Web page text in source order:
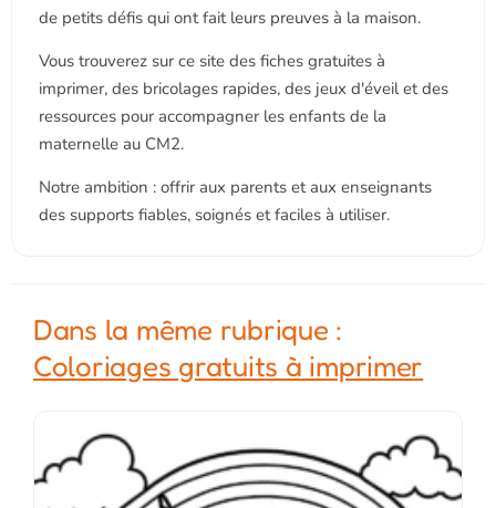
de petits défis qui ont fait leurs preuves à la maison.
Vous trouverez sur ce site des fiches gratuites à
imprimer, des bricolages rapides, des jeux d'éveil et des
ressources pour accompagner les enfants de la
maternelle au CM2.
Notre ambition : offrir aux parents et aux enseignants
des supports fiables, soignés et faciles à utiliser.
Dans la même rubrique :
Coloriages gratuits à imprimer